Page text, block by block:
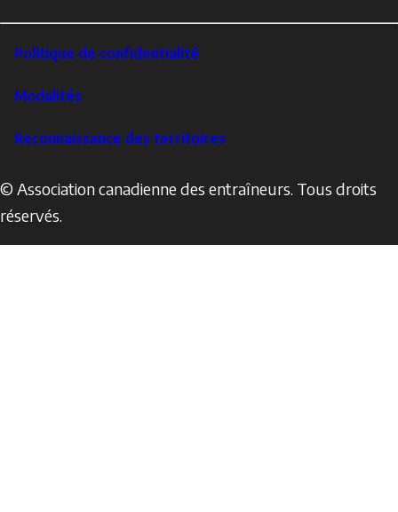
Footer
Corporate
Politique de confidentialité
Modalités
Reconnaissance des territoires
© Association canadienne des entraîneurs. Tous droits
réservés.